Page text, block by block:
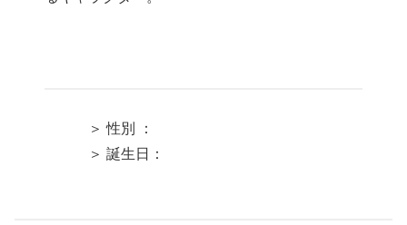
＞ 性別 ：
＞ 誕生日：